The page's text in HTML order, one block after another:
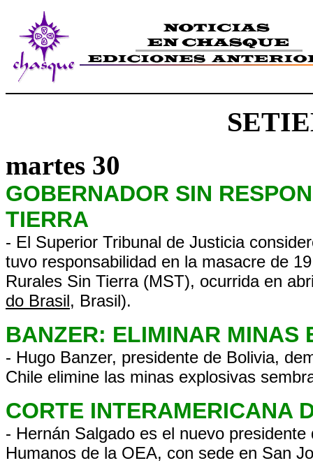
martes 30
GOBERNADOR SIN
TIERRA
- El Superior Tribunal de Justicia
tuvo responsabilidad en la masacre de
Rurales Sin Tierra (MST), ocurrida en
do Brasil, Brasil).
BANZER: ELIMINAR MINAS
- Hugo Banzer, presidente de Bolivia,
Chile elimine las minas explosivas
CORTE INTERAMERICANA
- Hernán Salgado es el nuevo
Humanos de la OEA, con sede en San